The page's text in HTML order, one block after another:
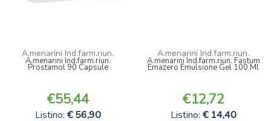
A.menarini Ind.farm.riun.
A.menarini Ind.farm.riun.
Prostamol 90 Capsule
55,44
Listino: 56,90
A.menarini Ind.farm.riun.
A.menarini Ind.farm.riun. Fastum
Emazero Emulsione Gel 100 Ml
12,72
Listino: 14,40